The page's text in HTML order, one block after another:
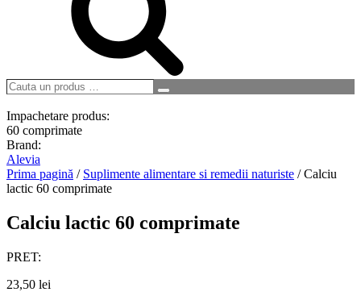
Cauta
produs
…
Search
Impachetare produs:
60 comprimate
Brand:
Alevia
Prima pagină / Suplimente alimentare si remedii naturiste / Calciu
lactic 60 comprimate
Calciu lactic 60 comprimate
PRET:
23,50 lei